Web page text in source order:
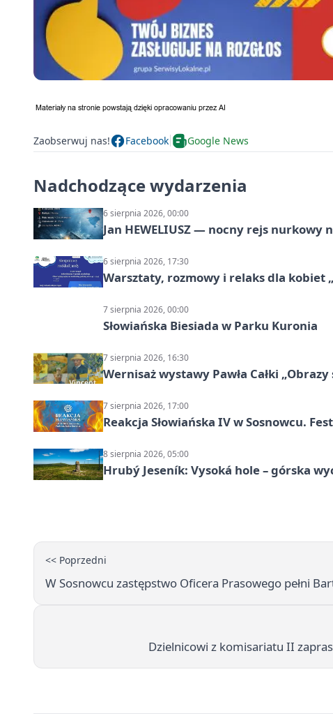
Zaobserwuj nas! Facebook Google News
Nadchodzące wydarzenia
6 sierpnia 2026, 00:00
Jan HEWELIUSZ — nocny rejs nurkowy
6 sierpnia 2026, 17:30
Warsztaty, rozmowy i relaks dla kobiet
7 sierpnia 2026, 00:00
Słowiańska Biesiada w Parku Kuronia
7 sierpnia 2026, 16:30
Wernisaż wystawy Pawła Całki
7 sierpnia 2026, 17:00
Reakcja Słowiańska IV w Sosnowcu.
8 sierpnia 2026, 05:00
Hrubý Jeseník: Vysoká hole – górska
<< Poprzedni
W Sosnowcu zastępstwo Oficera Prasowego pełni
Dzielnicowi z komisariatu II